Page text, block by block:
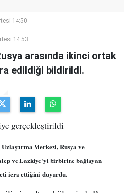
14:50
14:53
arasında ikinci ortak
edildiği bildirildi.
gerçekleştirildi
Merkezi, Rusya ve
ve Lazkiye'yi birbirine bağlayan
icra ettiğini duyurdu.